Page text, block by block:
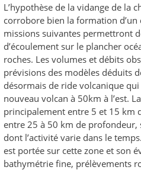
L’hypothèse de la vidange de la
corrobore bien la formation d’un
missions suivantes permettront
d’écoulement sur le plancher
roches. Les volumes et débits
prévisions des modèles déduits
désormais de ride volcanique qui
nouveau volcan à 50km à l’est.
principalement entre 5 et 15 km
entre 25 à 50 km de profondeur,
dont l’activité varie dans le
est portée sur cette zone et son
bathymétrie fine, prélèvements